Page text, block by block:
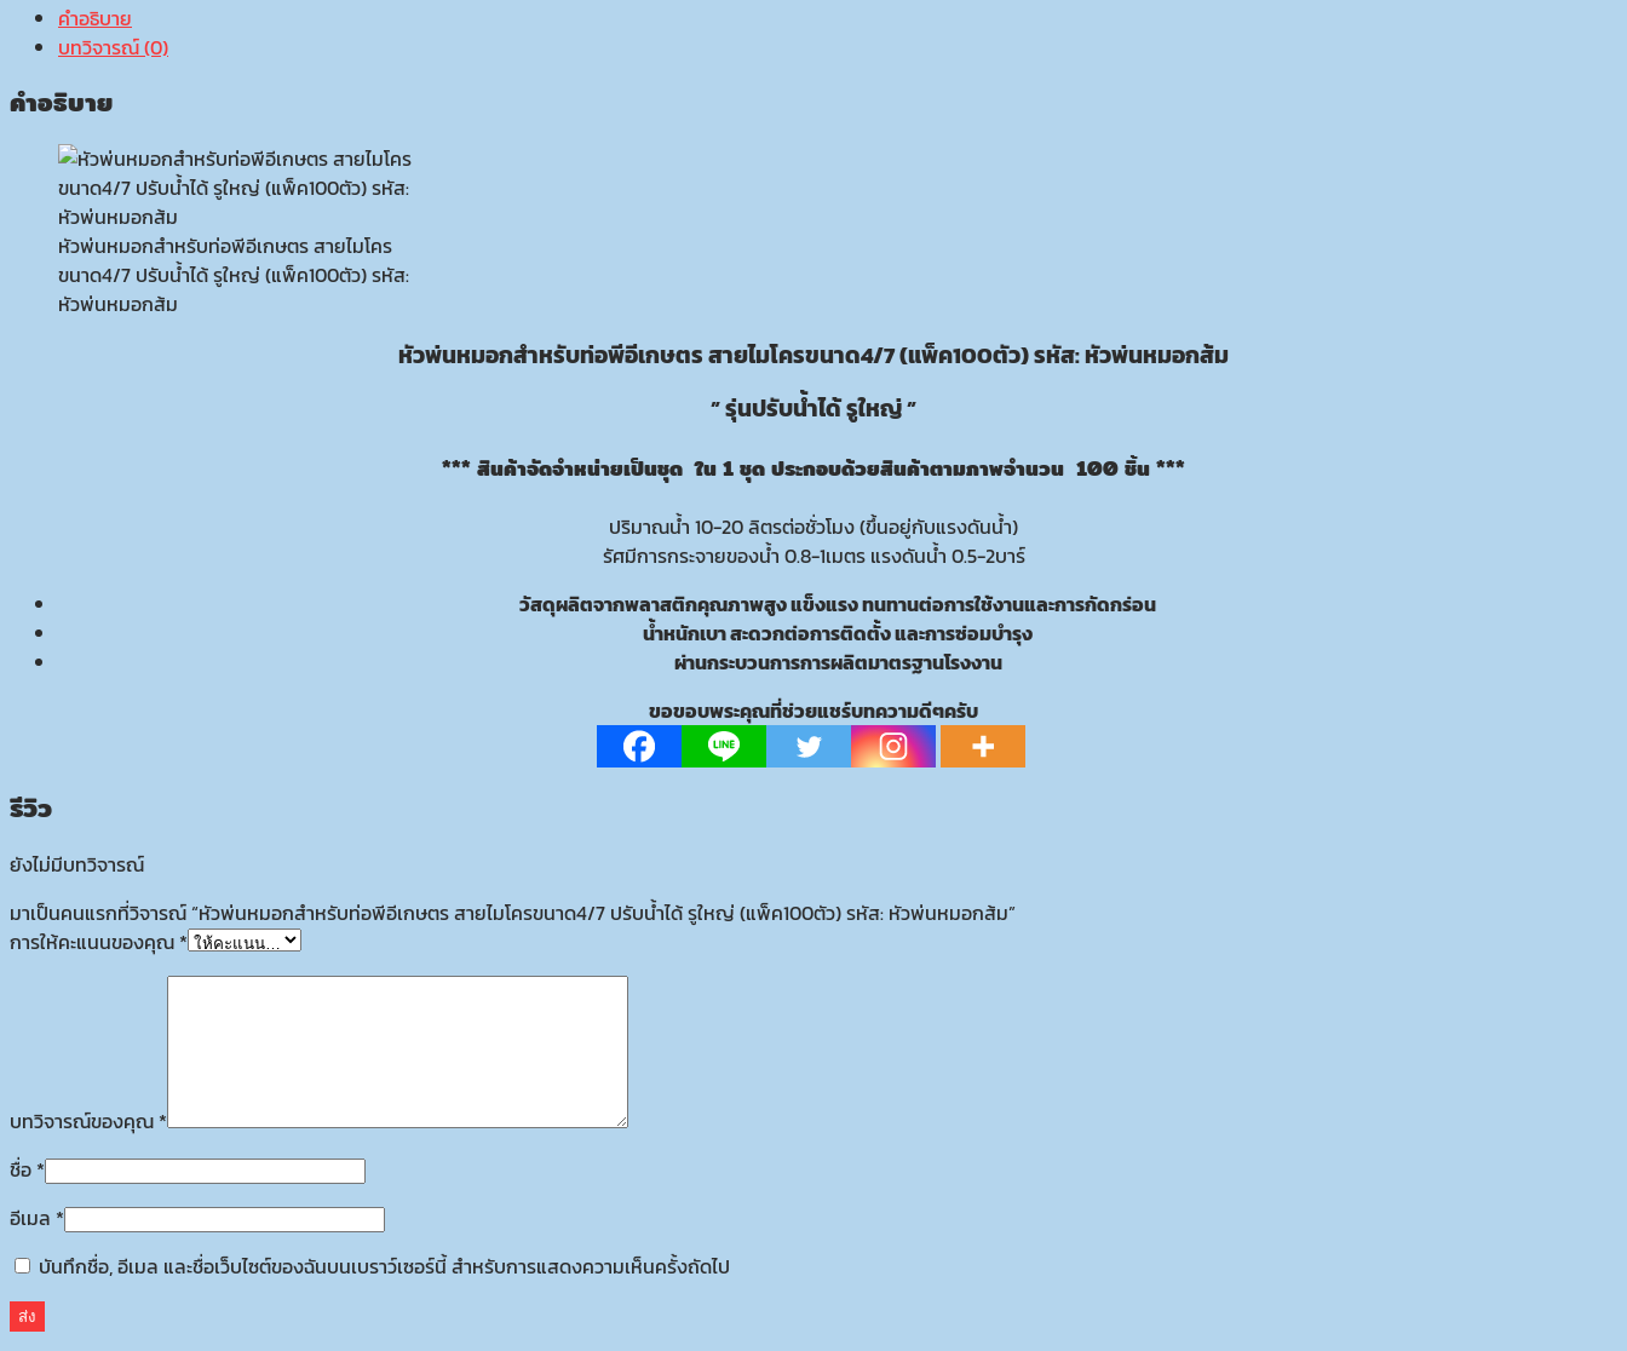
คำอธิบาย
บทวิจารณ์ (0)
คำอธิบาย
หัวพ่นหมอกสำหรับท่อพีอีเกษตร สายไมโคร
ขนาด4/7 ปรับน้ำได้ รูใหญ่ (แพ็ค100ตัว) รหัส:
หัวพ่นหมอกส้ม
หัวพ่นหมอกสำหรับท่อพีอีเกษตรสายไมโครขนาด4/7 (แพ็ค100ตัว) รหัส: หัวพ่นหมอกส้ม
” รุ่นปรับน้ำได้ รูใหญ่ ”
*** สินค้าจัดจำหน่ายเป็นชุด ใน 1 ชุด ประกอบด้วยสินค้าตามภาพจำนวน 100 ชิ้น ***
ปริมาณน้ำ 10-20 ลิตรต่อชั่วโมง (ขึ้นอยู่กับแรงดันน้ำ)
รัศมีการกระจายของน้ำ 0.8-1เมตร แรงดันน้ำ 0.5-2บาร์
วัสดุผลิตจากพลาสติกคุณภาพสูง แข็งแรง ทนทานต่อการใช้งานและการกัดกร่อน
น้ำหนักเบา สะดวกต่อการติดตั้ง และการซ่อมบำรุง
ผ่านกระบวนการการผลิตมาตรฐานโรงงาน
ขอขอบพระคุณที่ช่วยแชร์บทความดีๆครับ
รีวิว
ยังไม่มีบทวิจารณ์
มาเป็นคนแรกที่วิจารณ์ “หัวพ่นหมอกสำหรับท่อพีอีเกษตร สายไมโครขนาด4/7 ปรับน้ำได้ รูใหญ่ (แพ็ค100ตัว) รหัส: หัวพ่นหมอกส้ม”
การให้คะแนนของคุณ *
บทวิจารณ์ของคุณ *
ชื่อ *
อีเมล *
บันทึกชื่อ, อีเมล และชื่อเว็บไซต์ของฉันบนเบราว์เซอร์นี้ สำหรับการแสดงความเห็นครั้งถัดไป